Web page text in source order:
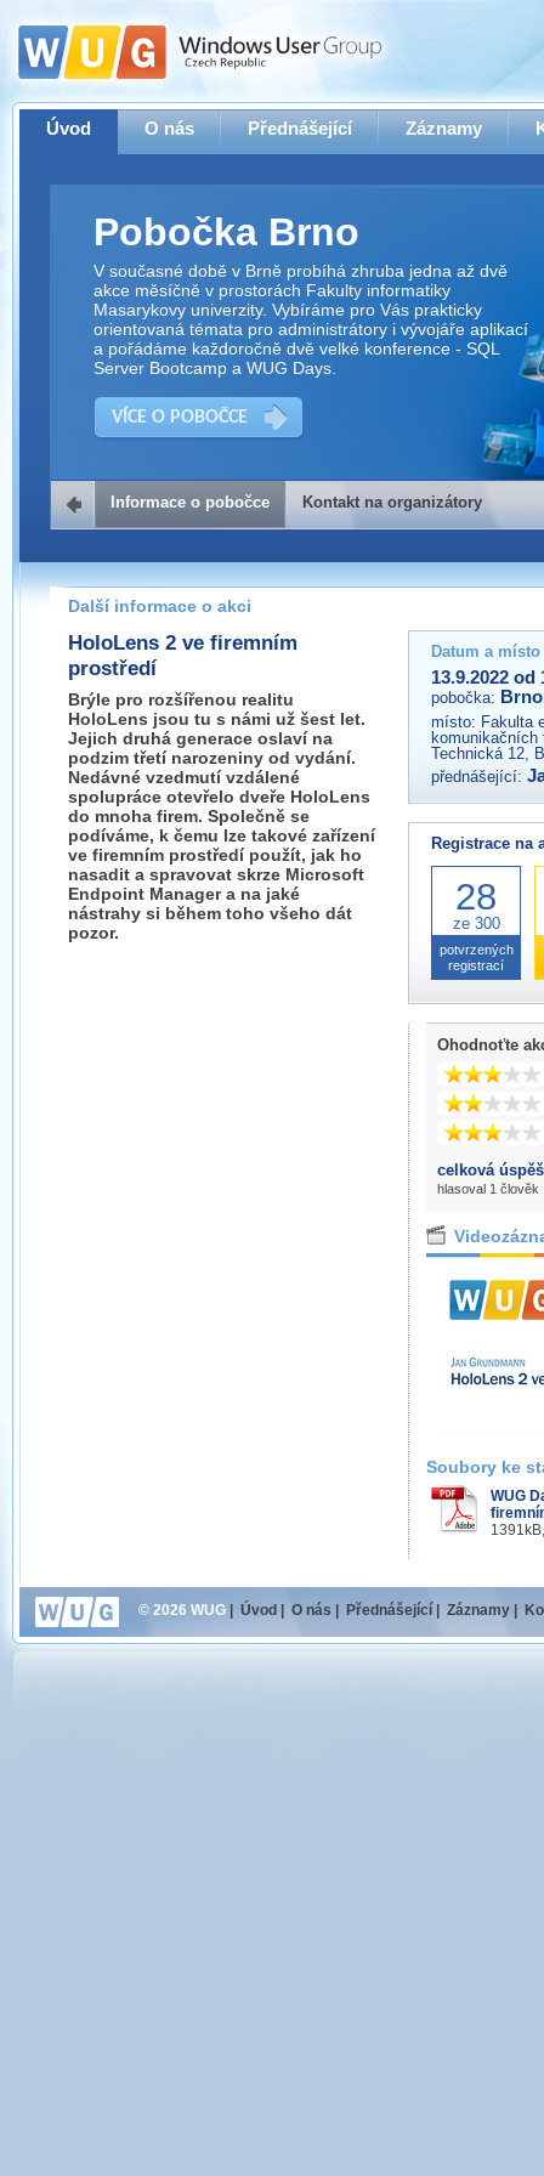
Úvod O nás Přednášející Záznamy
Pobočka Brno
V současné době v Brně probíhá zhruba jedna až dvě
akce měsíčně v prostorách Fakulty informatiky
Masarykovy univerzity. Vybíráme pro Vás prakticky
orientovaná témata pro administrátory i vývojáře aplikací
a pořádáme každoročně dvě velké konference - SQL
Server Bootcamp a WUG Days.
VÍCE O POBOČCE
Kontakt na organizátory
Pokud máte jakýkoliv dotaz na organizátory této akce,
prosím neváhejte nás kontaktovat na e-mailu:
brno@wug.cz
Informace o pobočce Kontakt na organizátory
Další informace o akci
HoloLens 2 ve firemním
prostředí
Brýle pro rozšířenou realitu
HoloLens jsou tu s námi už šest let.
Jejich druhá generace oslaví na
podzim třetí narozeniny od vydání.
Nedávné vzedmutí vzdálené
spolupráce otevřelo dveře HoloLens
do mnoha firem. Společně se
podíváme, k čemu lze takové zařízení
ve firemním prostředí použít, jak ho
nasadit a spravovat skrze Microsoft
Endpoint Manager a na jaké
nástrahy si během toho všeho dát
pozor.
Datum a
13.9.2022 od
pobočka: Brno
místo: Fakulta
Technická 12,
přednášející:
Registrace na
28
ze 300
potvrzených
registrací
Ohodnoťte
celková
hlasoval 1 člověk
Soubory ke
WUG
© 2026 WUG Úvod O nás Přednášející Záznamy